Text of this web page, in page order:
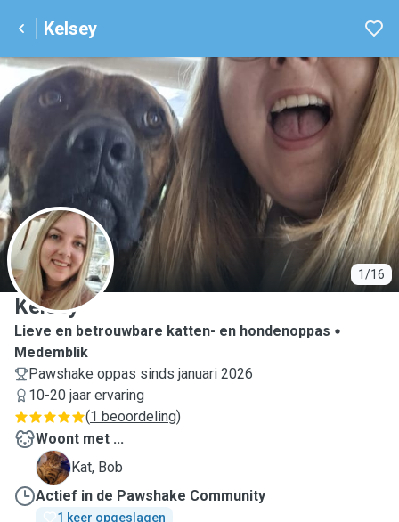
Kelsey
1/16
K
Kelsey
Lieve en betrouwbare katten- en hondenoppas
Medemblik
Pawshake oppas sinds januari 2026
10-20 jaar ervaring
(1 beoordeling)
Woont met ...
B
Kat, Bob
Actief in de Pawshake Community
1 keer opgeslagen